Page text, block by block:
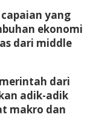
yang
ekonomi
dari middle
dari
adik-adik
makro dan